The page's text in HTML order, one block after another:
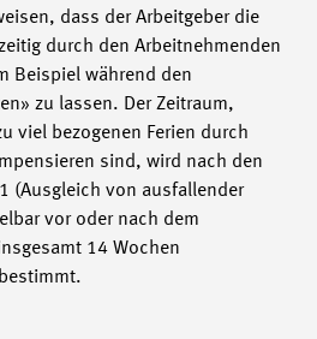
dass der Arbeitgeber die
durch den Arbeitnehmenden
Beispiel während den
zu lassen. Der Zeitraum,
viel bezogenen Ferien durch
sind, wird nach den
(Ausgleich von ausfallender
vor oder nach dem
14 Wochen